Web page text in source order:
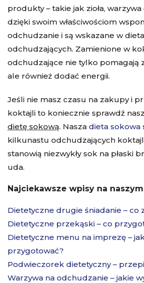
produkty – takie jak zioła,
dzięki swoim właściwościom
odchudzanie i są wskazane w
odchudzających. Zamienione w
odchudzające nie tylko pomagają
ale również dodać energii.
Jeśli nie masz czasu na zakupy i
koktajli to koniecznie sprawdź
dietę sokową. Nasza dieta sokowa
kilkunastu odchudzających
stanowią niezwykły sok na płaski
uda.
Najciekawsze wpisy na
Dietetyczne drugie śniadanie – co
Dietetyczne przekąski – co
Dietetyczne menu na imprezę –
przygotować?
Podwieczorek dietetyczny –
Warzywa na odchudzanie – jakie